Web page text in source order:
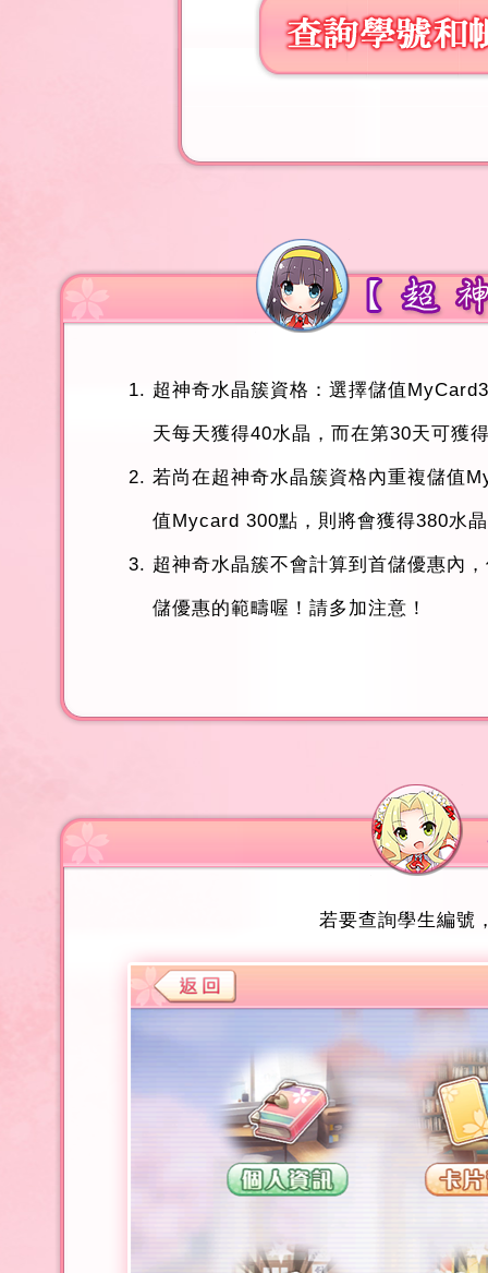
超神奇水晶簇資格：選擇儲值
天每天獲得40水晶，而在第30天可獲
若尚在超神奇水晶簇資格內重複儲值
值Mycard 300點，則將會獲得380水
超神奇水晶簇不會計算到首儲優惠內
儲優惠的範疇喔！請多加注意！
若要查詢學生編號